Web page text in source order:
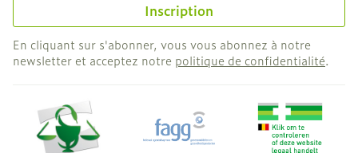
Inscription
En cliquant sur s'abonner, vous vous abonnez à notre
newsletter et acceptez notre politique de confidentialité.